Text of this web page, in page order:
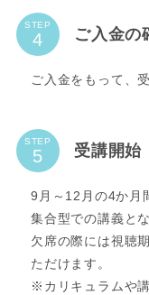
STEP
ご入金の
ご入金をもって、
STEP
受講開始
9月～12月の4か月
集合型での講義と
欠席の際には視聴
ただけます。
※カリキュラムや